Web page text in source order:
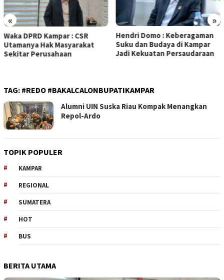
« »
Hendri Domo : Keberagaman
Suku dan Budaya di Kampar
Jadi Kekuatan Persaudaraan
Olah Minyak Jelantah dari
Biodiesel, Prestasi Siswa MAN
5 Kampar Diapresiasi Eko
TAG: #REDO #BAKALCALONBUPATIKAMPAR
Alumni UIN Suska Riau Kompak Menangkan
Repol-Ardo
TOPIK POPULER
KAMPAR
REGIONAL
SUMATERA
HOT
BUS
BERITA UTAMA